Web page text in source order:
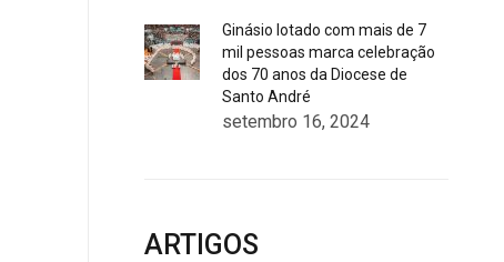
Ginásio lotado com mais de 7
mil pessoas marca celebração
dos 70 anos da Diocese de
Santo André
setembro 16, 2024
ARTIGOS